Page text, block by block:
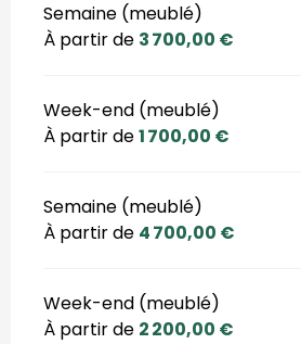
Semaine (meublé)
À partir de 3 700,00 €
Week-end (meublé)
À partir de1 700,00 €
Semaine (meublé)
À partir de 4 700,00 €
Week-end (meublé)
À partir de 2 200,00 €